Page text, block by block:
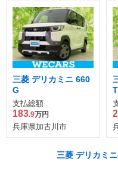
三菱 デリカミニ 660
G
支払総額
183.9万円
兵庫県加古川市
三菱 デリカミ